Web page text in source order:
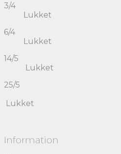
3/4
Lukket
6/4
Lukket
14/5
Lukket
25/5
Lukket
Information